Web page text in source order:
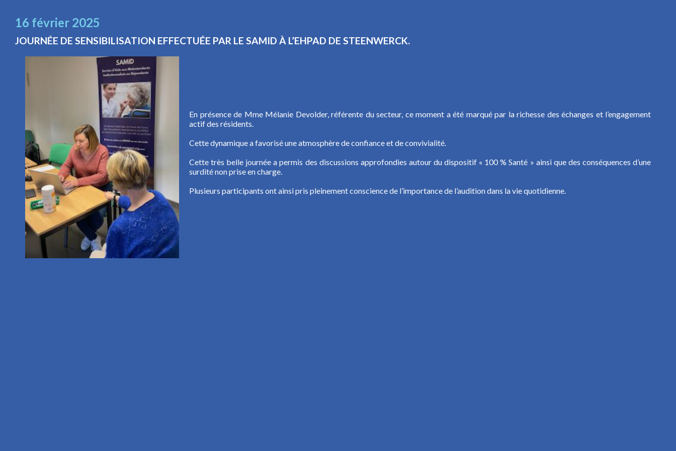
16 février 2025
JOURNÉE DE SENSIBILISATION EFFECTUÉE PAR LE SAMID À L’EHPAD DE STEENWERCK.
En présence de Mme Mélanie Devolder, référente du secteur, ce moment a été marqué par la richesse des échanges et l’engagement
actif des résidents.
Cette dynamique a favorisé une atmosphère de confiance et de convivialité.
Cette très belle journée a permis des discussions approfondies autour du dispositif « 100 % Santé » ainsi que des conséquences d’une
surdité non prise en charge.
Plusieurs participants ont ainsi pris pleinement conscience de l’importance de l’audition dans la vie quotidienne.